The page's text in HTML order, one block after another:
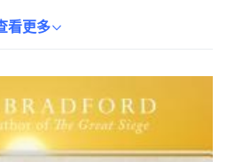
無論是對於地中海文化感興趣的讀
看更多